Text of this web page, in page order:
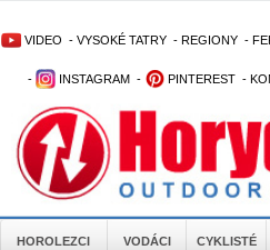
VIDEO - VYSOKÉ TATRY - REGIONY -
- INSTAGRAM - PINTEREST -
HOROLEZCI VODÁCI CYKLISTÉ